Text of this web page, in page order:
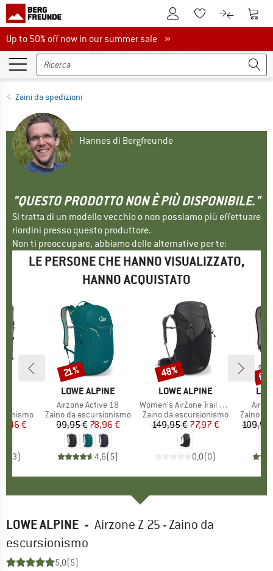
Al conto clienteAlla lista
Al Al
Up to 50% off now in our summer sale
Up to 50% off now in our summer sale »
Zaini da spedizioni
Hannes di Bergfreunde
"QUESTO PRODOTTO NON È PIÙ DISPONIBILE."
Si tratta di un modello vecchio o non possiamo più effettuare
riordini presso questo produttore.
Non ti preoccupare, abbiamo delle alternative per te:
LE PERSONE CHE HANNO VISUALIZZATO,
HANNO ACQUISTATO
ridotto
€
3)
MARCHIO
LOWE ALPINE
Articolo
Airzone Active 18
Gruppo di prodotti
Zaino da escursionismo
Prezzo
99,95 €Prezzo ridotto
78,96 €
4,6(5)
Sconto
21%
MARCHIO
LOWE ALPINE
Articolo
Women's AirZone Trail ND33
Gruppo di prodotti
Zaino da escursionismo
Prezzo
149,95 €Prezzo ridotto
77,97 €
0,0(0)
Sconto
48%
Gruppo
Zaino
109,95
LOWE ALPINE - Airzone Z 25 - Zaino da
escursionismo
5,0(5)